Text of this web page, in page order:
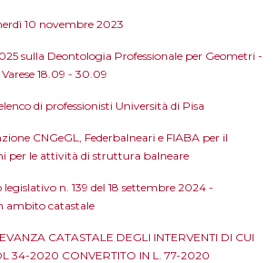
10 novembre 2023
sulla Deontologia Professionale per Geometri -
18.09 - 30.09
di professionisti Università di Pisa
CNGeGL, Federbalneari e FIABA per il
per le attività di struttura balneare
n. 139 del 18 settembre 2024 -
ambito catastale
CATASTALE DEGLI INTERVENTI DI CUI
34-2020 CONVERTITO IN L. 77-2020